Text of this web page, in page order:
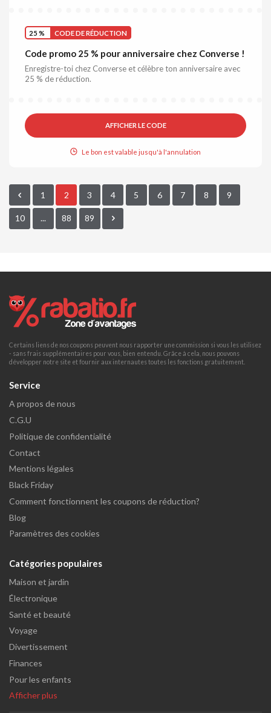
25 % CODE DE RÉDUCTION
Code promo 25 % pour anniversaire chez Converse !
Enregistre-toi chez Converse et célèbre ton anniversaire avec
25 % de réduction.
AFFICHER LE CODE
Le bon est valable jusqu'à l'annulation
1 2 3 4 5 6 7 8 9
10 ... 88 89
Certains liens de nos coupons peuvent nous rapporter une commission si vous les utilisez
- sans frais supplémentaires pour vous, bien entendu. Grâce à cela, nous pouvons
développer notre site et fournir aux internautes toutes les fonctions gratuitement.
Service
A propos de nous
C.G.U
Politique de confidentialité
Contact
Mentions légales
Black Friday
Comment fonctionnent les coupons de réduction?
Blog
Paramètres des cookies
Catégories populaires
Maison et jardin
Électronique
Santé et beauté
Voyage
Divertissement
Finances
Pour les enfants
Afficher plus